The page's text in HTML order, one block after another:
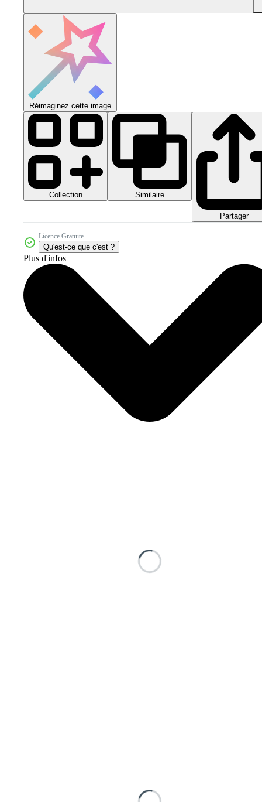
Réimaginez cette image
Collection Similaire
Partager
Licence Gratuite
Qu'est-ce que c'est ?
Plus d'infos